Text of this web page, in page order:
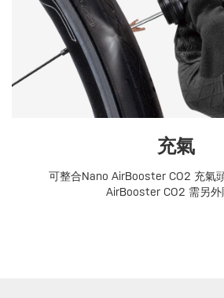
充氣
可整合Nano AirBooster CO2 充氣
AirBooster CO2 需另外